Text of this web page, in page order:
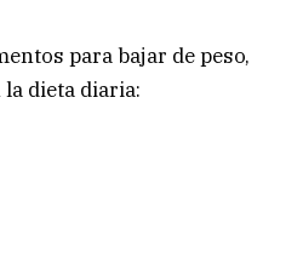
para bajar de peso,
dieta diaria: